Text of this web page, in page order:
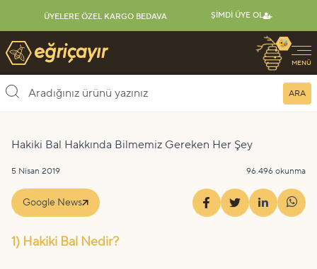
ÜYELERE ÖZEL KARGO BEDAVA ŞIMDI ÜYE OL
Eğriçayır Organik Arı Ürünleri 🐝
MENÜ
ARA
Hakiki Bal Hakkında Bilmemiz Gereken Her Şey
5 Nisan 2019 96.496 okunma
Google News
1) Hakiki Bal Nedir?